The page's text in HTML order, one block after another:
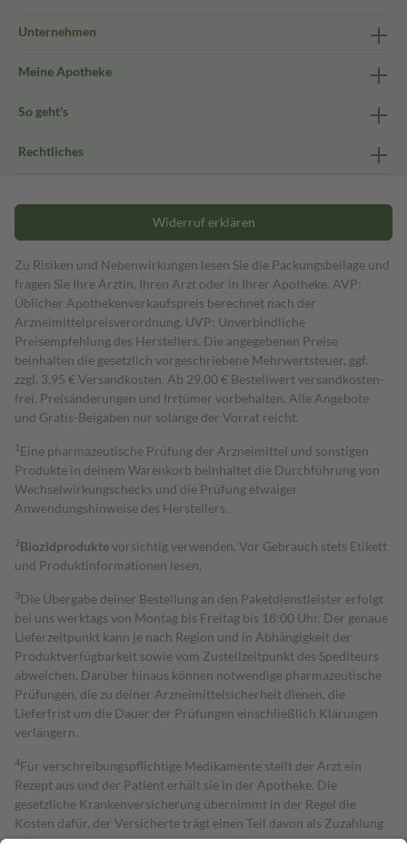
Unternehmen
Meine Apotheke
So geht's
Rechtliches
Widerruf erklären
Zu Risiken und Nebenwirkungen lesen Sie die Packungsbeilage und
fragen Sie Ihre Ärztin, Ihren Arzt oder in Ihrer Apotheke. AVP:
Üblicher Apothekenverkaufspreis berechnet nach der
Arzneimittelpreisverordnung. UVP: Unverbindliche
Preisempfehlung des Herstellers. Die angegebenen Preise
beinhalten die gesetzlich vorgeschriebene Mehrwertsteuer, ggf.
zzgl. 3,95 € Versandkosten. Ab 29,00 € Bestell­wert versand­kosten­
frei. Preisänderungen und Irrtümer vorbehalten. Alle Angebote
und Gratis-Beigaben nur solange der Vorrat reicht.
1 Eine pharmazeutische Prüfung der Arzneimittel und sonstigen
Produkte in deinem Warenkorb beinhaltet die Durchführung von
Wechselwirkungschecks und die Prüfung etwaiger
Anwendungshinweise des Herstellers.
2Biozidproduktevorsichtig verwenden. Vor Gebrauch stets Etikett
und Produktinformationen lesen.
3Die Übergabe deiner Bestellung an den Paketdienstleister erfolgt
bei uns werktags von Montag bis Freitag bis 18:00 Uhr. Der genaue
Lieferzeitpunkt kann je nach Region und in Abhängigkeit der
Produktverfügbarkeit sowie vom Zustellzeitpunkt des Spediteurs
abweichen. Darüber hinaus können notwendige pharmazeutische
Prüfungen, die zu deiner Arzneimittelsicherheit dienen, die
Lieferfrist um die Dauer der Prüfungen einschließlich Klärungen
verlängern.
4Für verschreibungspflichtige Medikamente stellt der Arzt ein
Rezept aus und der Patient erhält sie in der Apotheke. Die
gesetzliche Krankenversicherung übernimmt in der Regel die
Kosten dafür, der Versicherte trägt einen Teil davon als Zuzahlung
mit.